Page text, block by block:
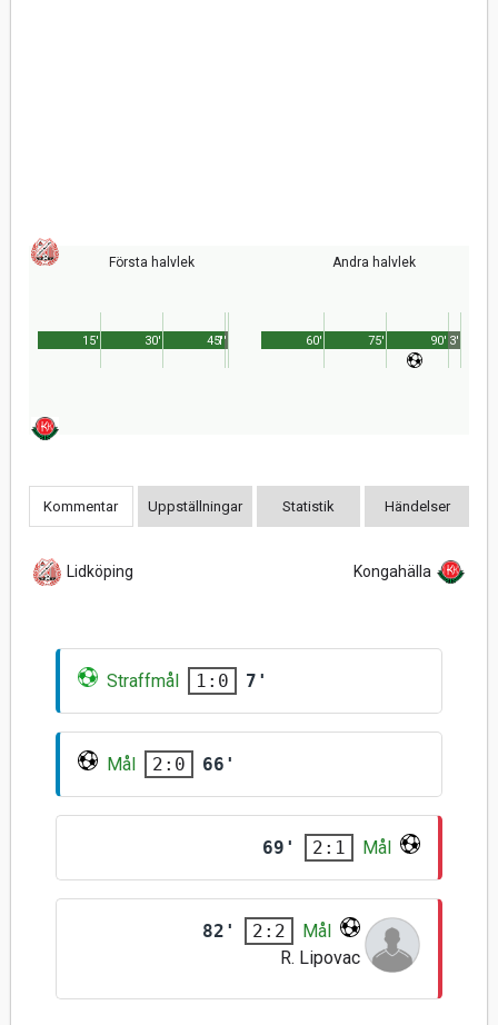
Första halvlek
45'
15' 30' 1'
Andra halvlek
90'
60' 75' 3'
Kommentar Uppställningar Statistik Händelser
Lidköping Kongahälla
Straffmål 1:0 7'
Mål 2:0 66'
69' 2:1 Mål
82' 2:2
Mål
R. Lipovac